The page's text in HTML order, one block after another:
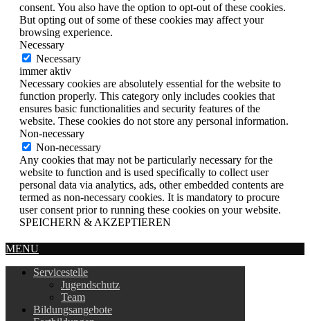
consent. You also have the option to opt-out of these cookies.
But opting out of some of these cookies may affect your
browsing experience.
Necessary
Necessary
immer aktiv
Necessary cookies are absolutely essential for the website to
function properly. This category only includes cookies that
ensures basic functionalities and security features of the
website. These cookies do not store any personal information.
Non-necessary
Non-necessary
Any cookies that may not be particularly necessary for the
website to function and is used specifically to collect user
personal data via analytics, ads, other embedded contents are
termed as non-necessary cookies. It is mandatory to procure
user consent prior to running these cookies on your website.
SPEICHERN & AKZEPTIEREN
MENU
Servicestelle
Jugendschutz
Team
Bildungsangebote